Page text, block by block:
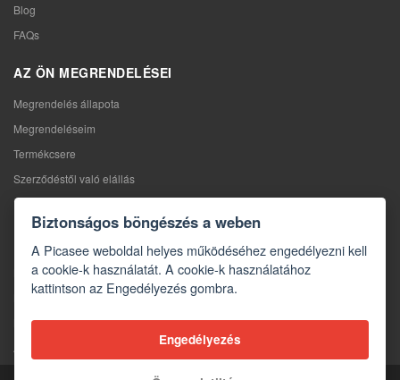
Blog
FAQs
AZ ÖN MEGRENDELÉSEI
Megrendelés állapota
Megrendeléseim
Termékcsere
Szerződéstől való elállás
Reklamáció
Kapcsolat
Kapcsolatfelvételi űrlap
Nagykereskedelem
A média rólunk
Biztonságos böngészés a weben
A Picasee weboldal helyes működéséhez engedélyezni kell
a cookie-k használatát. A cookie-k használatához
kattintson az Engedélyezés gombra.
Engedélyezés